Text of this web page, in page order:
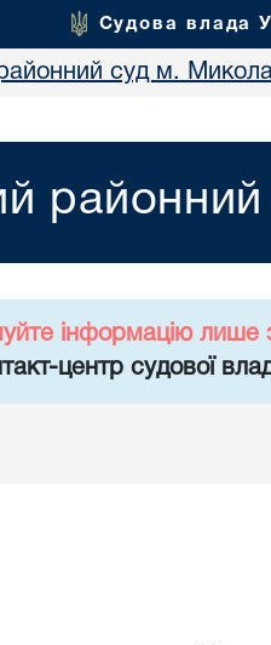
Судова влада
суд м.
інформацію лише
центр судової